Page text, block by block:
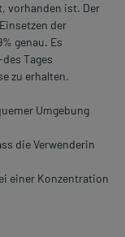
vorhanden ist. Der
der
genau. Es
Tages
zu erhalten.
Umgebung
die Verwenderin
einer Konzentration